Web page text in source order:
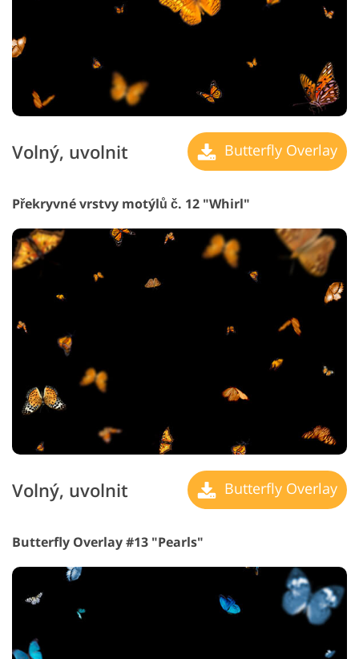
Volný, uvolnit Butterfly Overlay
Překryvné vrstvy motýlů č. 12 "Whirl"
Volný, uvolnit Butterfly Overlay
Butterfly Overlay #13 "Pearls"